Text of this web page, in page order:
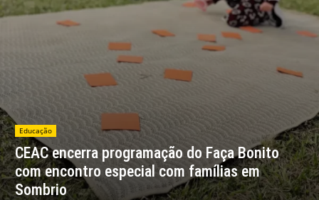
Educação
CEAC encerra programação do Faça Bonito
com encontro especial com famílias em
Sombrio